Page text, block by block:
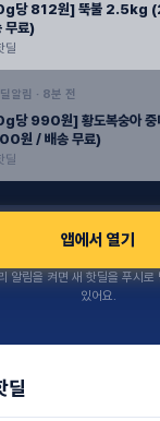
당 812원] 뚝불 2.5kg
무료)
딜
알림 · 8분 전
당 990원] 황도복숭아 중
원 / 배송 무료)
딜
앱에서 열기
알림을 켜면 새 핫딜을 푸시
있어요.
딜